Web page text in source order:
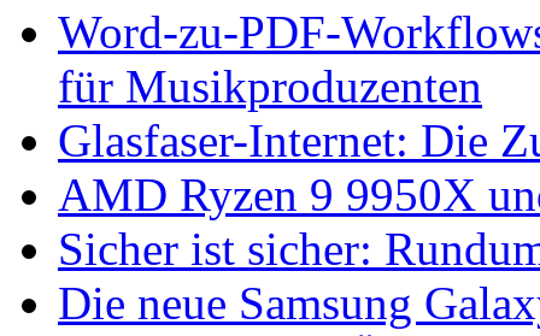
Word-zu-PDF-
für Musikproduzenten
Glasfaser-Internet: Die
AMD Ryzen 9 9950X
Sicher ist sicher:
Die neue Samsung